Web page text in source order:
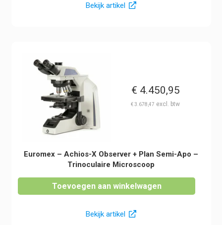
Bekijk artikel
€ 4.450,95
€3.678,47
Euromex – Achios-X Observer + Plan Semi-Apo –
Trinoculaire Microscoop
Toevoegen aan winkelwagen
Bekijk artikel